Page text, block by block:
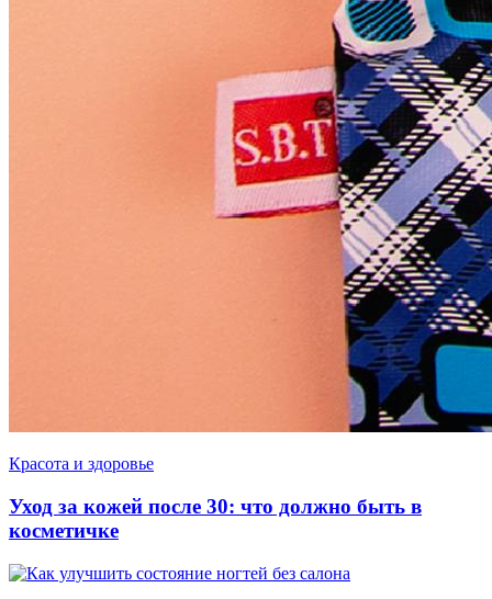
Красота и здоровье
Уход за кожей после 30: что должно быть в
косметичке